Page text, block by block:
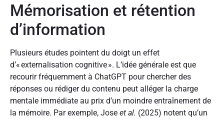
Mémorisation et rétention
d’information
Plusieurs études pointent du doigt un effet
d’« externalisation cognitive ». L’idée générale est que
recourir fréquemment à ChatGPT pour chercher des
réponses ou rédiger du contenu peut alléger la charge
mentale immédiate au prix d’un moindre entraînement de
la mémoire. Par exemple, Jose et al. (2025) notent qu’un